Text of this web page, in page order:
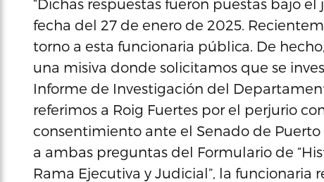
“Dichas respuestas fueron puestas bajo
fecha del 27 de enero de 2025.
torno a esta funcionaria pública. De
una misiva donde solicitamos que se
Informe de Investigación del
referimos a Roig Fuertes por el perjurio
consentimiento ante el Senado de
a ambas preguntas del Formulario de
Rama Ejecutiva y Judicial”, la funcionaria